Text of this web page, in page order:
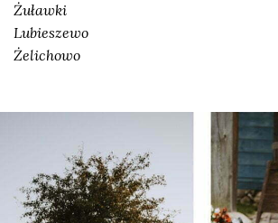
Żuławki
Lubieszewo
Żelichowo